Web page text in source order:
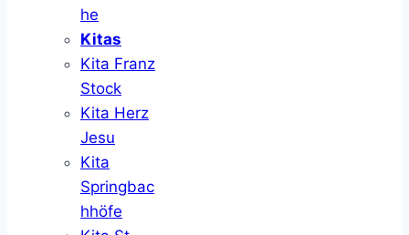
he
Kitas
Kita Franz
Stock
Kita Herz
Jesu
Kita
Springbac
hhöfe